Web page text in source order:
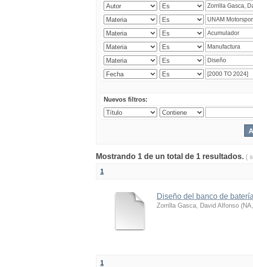
Nuevos filtros:
Mostrando 1 de un total de 1 resultados. (
1
Diseño del banco de
Zorrilla Gasca, David Alfonso (NA,
1